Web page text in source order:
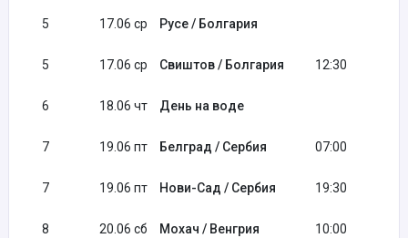
5 17.06 ср Русе / Болгария
5 17.06 ср Свиштов / Болгария 12:30
6 18.06 чт День на воде
7 19.06 пт Белград / Сербия 07:00
7 19.06 пт Нови-Сад / Сербия 19:30
8 20.06 сб Мохач / Венгрия 10:00